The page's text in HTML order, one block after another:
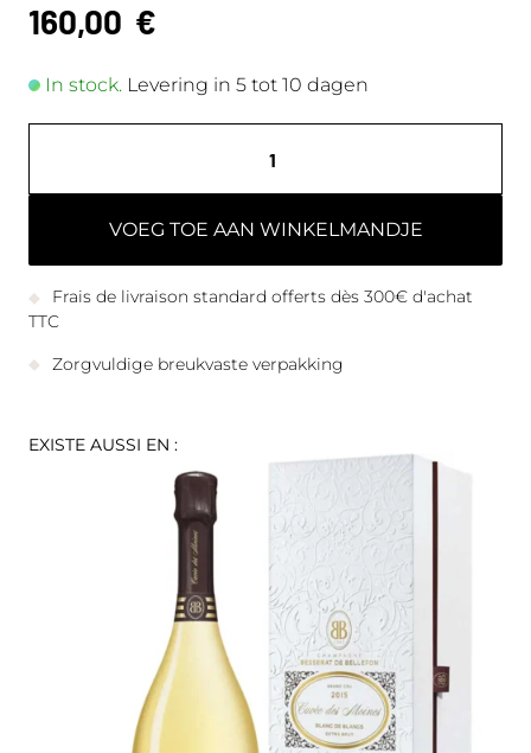
160,00 €
In stock. Levering in 5 tot 10 dagen
VOEG TOE AAN WINKELMANDJE
Frais de livraison standard offerts dès 300€ d'achat
TTC
Zorgvuldige breukvaste verpakking
EXISTE AUSSI EN :